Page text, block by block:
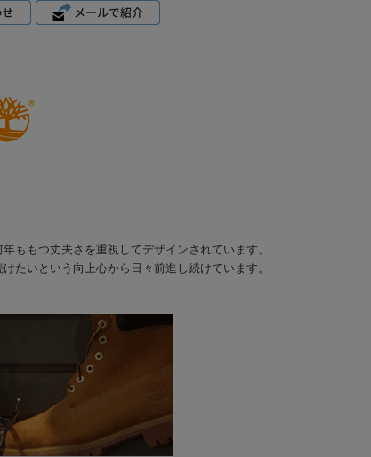
ももつ丈夫さを重視してデザインされています。
たいという向上心から日々前進し続けています。